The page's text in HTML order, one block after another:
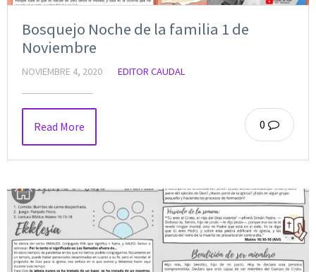
Bosquejo Noche de la familia 1 de
Noviembre
NOVIEMBRE 4, 2020 EDITOR CAUDAL
0
Read More